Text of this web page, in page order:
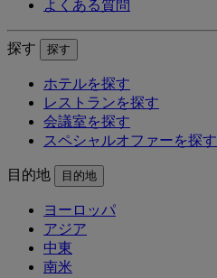
よくある質問
探す 探す
ホテルを探す
レストランを探す
会議室を探す
スペシャルオファーを探す
目的地 目的地
ヨーロッパ
アジア
中東
南米